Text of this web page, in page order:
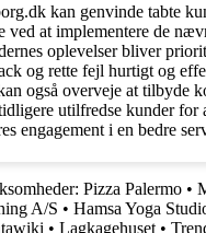
kan genvinde tabte
ved at implementere de
oplevelser bliver
og rette fejl hurtigt og
også overveje at tilbyde
utilfredse kunder for
engagement i en bedre
Pizza Palermo •
A/S • Hamsa Yoga
• Lagkagehuset •